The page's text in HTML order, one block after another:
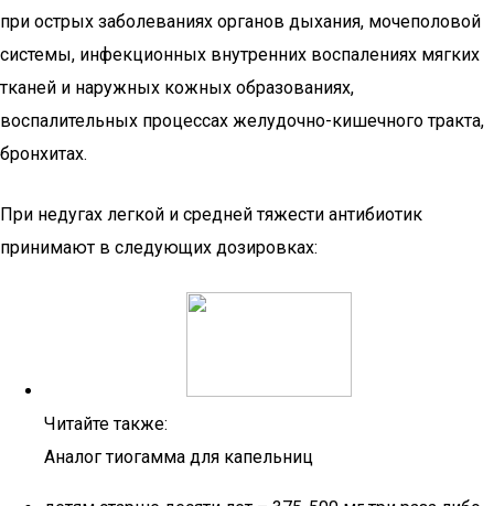
при острых заболеваниях органов дыхания, мочеполовой
системы, инфекционных внутренних воспалениях мягких
тканей и наружных кожных образованиях,
воспалительных процессах желудочно-кишечного тракта,
бронхитах.
При недугах легкой и средней тяжести антибиотик
принимают в следующих дозировках:
Читайте также:
Аналог тиогамма для капельниц